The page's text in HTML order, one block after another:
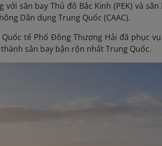
sân bay Thủ đô Bắc Kinh (PEK) và
Dân dụng Trung Quốc (CAAC).
tế Phố Đông Thượng Hải đã phục
sân bay bận rộn nhất Trung Quốc.